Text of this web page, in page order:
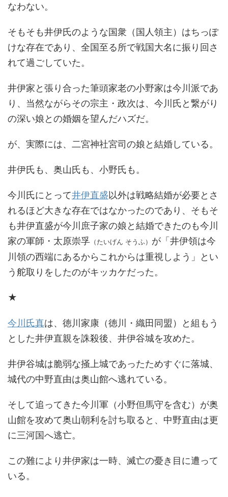
なわない。
そもそも井伊氏のような国衆（国人領主）はちっぽ
けな存在であり、全国至る所で戦国大名に振り回さ
れて過ごしていた。
井伊家と張り合った筆頭家老の小野家は今川派であ
り、当然ながらその宗主・政次は、今川氏と繋がり
の深い娘との婚姻を望んだハズだ。
が、実際には、二宮神社宮司の娘と結婚している。
井伊氏も、奥山氏も、小野氏も。
今川氏にとって井伊直盛以外は戦略結婚が必要とさ
れるほど大きな存在ではなかったのであり、そもそ
も井伊直盛が今川庶子家の娘と結婚できたのも今川
家の軍師・太原崇孚 （たいげん そうふ） が「井伊領は今
川領の西端にあるからこれからは重視しよう」とい
う舵取りをしたのがキッカケだった。
★
今川氏真は、徳川家康（徳川・織田同盟）と組もう
とした井伊直親を誅殺後、井伊谷城を攻めた。
井伊谷城は脆弱な掻上城であったためすぐに落城、
城代の中野直由は奥山館へ逃れている。
そして追ってきた今川軍（小野但馬守を含む）が奥
山館を攻めて奥山朝利を討ち取ると、中野直由は更
に三河国へ逃亡。
この難により井伊家は一時、滅亡の憂き目に遭って
いる。